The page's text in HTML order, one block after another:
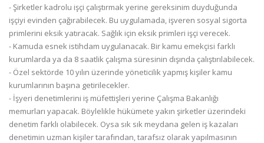
- Şirketler kadrolu işçi çalıştırmak yerine gereksinim duyduğunda
işçiyi evinden çağırabilecek. Bu uygulamada, işveren sosyal sigorta
primlerini eksik yatıracak. Sağlık için eksik primleri işçi verecek.
- Kamuda esnek istihdam uygulanacak. Bir kamu emekçisi farklı
kurumlarda ya da 8 saatlik çalışma süresinin dışında çalıştırılabilecek.
- Özel sektörde 10 yılın üzerinde yöneticilik yapmış kişiler kamu
kurumlarının başına getirilecekler.
- İşyeri denetimlerini iş müfettişleri yerine Çalışma Bakanlığı
memurları yapacak. Böylelikle hükümete yakın şirketler üzerindeki
denetim farklı olabilecek. Oysa sık sık meydana gelen iş kazaları
denetimin uzman kişiler tarafından, tarafsız olarak yapılmasının